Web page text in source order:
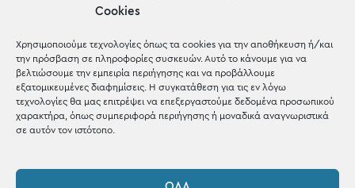
Cookies
Χρησιμοποιούμε τεχνολογίες όπως τα cookies για την αποθήκευση ή/και
την πρόσβαση σε πληροφορίες συσκευών. Αυτό το κάνουμε για να
βελτιώσουμε την εμπειρία περιήγησης και να προβάλλουμε
εξατομικευμένες διαφημίσεις. Η συγκατάθεση για τις εν λόγω
τεχνολογίες θα μας επιτρέψει να επεξεργαστούμε δεδομένα προσωπικού
χαρακτήρα, όπως συμπεριφορά περιήγησης ή μοναδικά αναγνωριστικά
σε αυτόν τον ιστότοπο.
Shop the look
ΚΑΤΑΣΤΗΜΑ
2421 217300